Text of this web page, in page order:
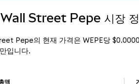
Wall Street Pepe 시장
Pepe의 현재 가격은 WEPE당
입니다.
액